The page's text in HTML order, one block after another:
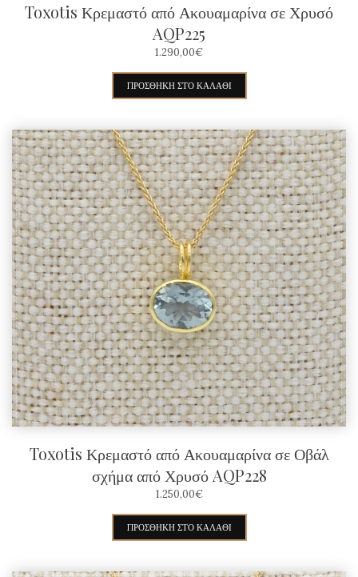
Toxotis Κρεμαστό από Ακουαμαρίνα σε Χρυσό
AQP225
1.290,00€
ΠΡΟΣΘΉΚΗ ΣΤΟ ΚΑΛΆΘΙ
Toxotis Κρεμαστό από Ακουαμαρίνα σε Οβάλ
σχήμα από Χρυσό AQP228
1.250,00€
ΠΡΟΣΘΉΚΗ ΣΤΟ ΚΑΛΆΘΙ